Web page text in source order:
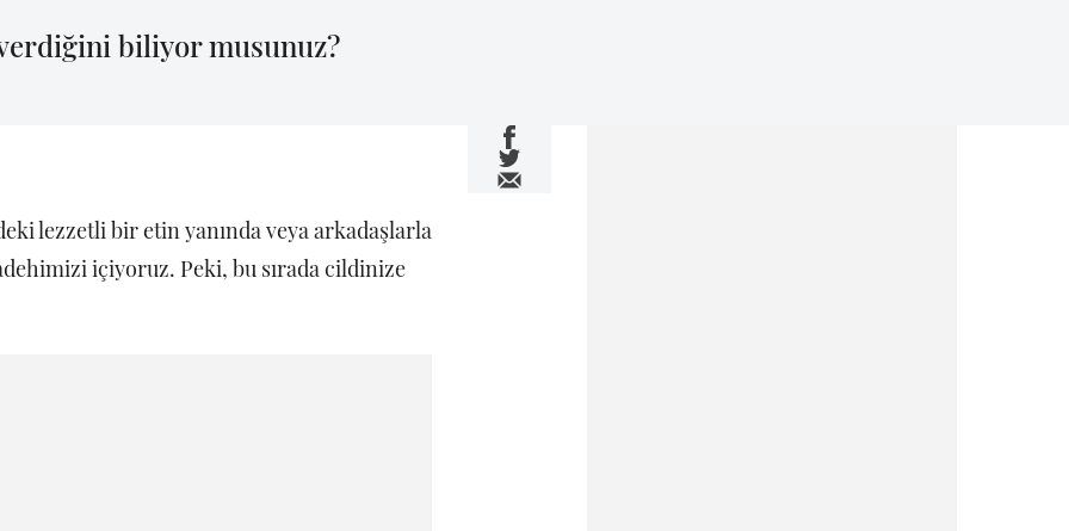
biliyor musunuz?
lezzetli bir etin yanında veya arkadaşlarla
içiyoruz. Peki, bu sırada cildinize